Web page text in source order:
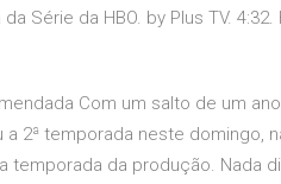
Série da HBO. by Plus TV. 4:32.
Com um salto de um
a 2ª temporada neste domingo,
temporada da produção. Nada